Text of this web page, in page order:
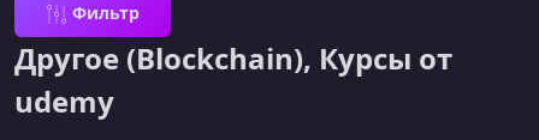
Фильтр
Другоe (Blockchain), Курсы от
udemy